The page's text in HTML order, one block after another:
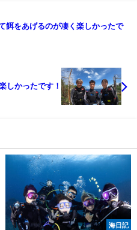
餌をあげるのが凄く楽しかったで
しかったです！
海日記